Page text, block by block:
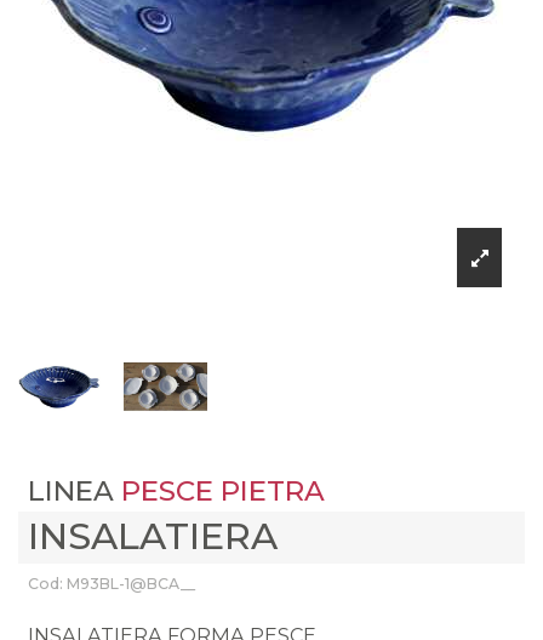
LINEA PESCE PIETRA
INSALATIERA
Cod: M93BL-1@BCA__